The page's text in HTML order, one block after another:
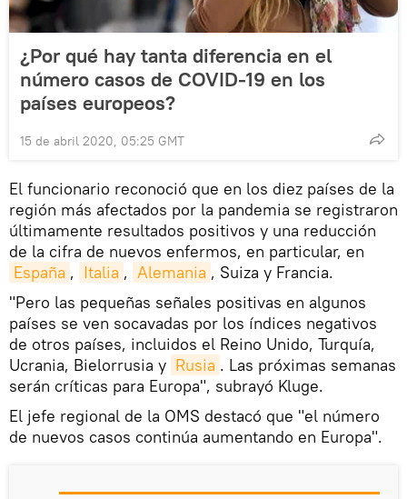
¿Por qué hay tanta diferencia en el
número casos de COVID-19 en los
países europeos?
15 de abril 2020, 05:25 GMT
El funcionario reconoció que en los diez países de la
región más afectados por la pandemia se registraron
últimamente resultados positivos y una reducción
de la cifra de nuevos enfermos, en particular, en
España , Italia , Alemania , Suiza y Francia.
"Pero las pequeñas señales positivas en algunos
países se ven socavadas por los índices negativos
de otros países, incluidos el Reino Unido, Turquía,
Ucrania, Bielorrusia y Rusia . Las próximas semanas
serán críticas para Europa", subrayó Kluge.
El jefe regional de la OMS destacó que "el número
de nuevos casos continúa aumentando en Europa".